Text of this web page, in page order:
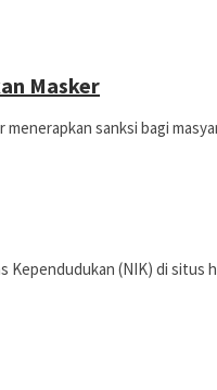
Masker
menerapkan sanksi bagi
Kependudukan (NIK) di